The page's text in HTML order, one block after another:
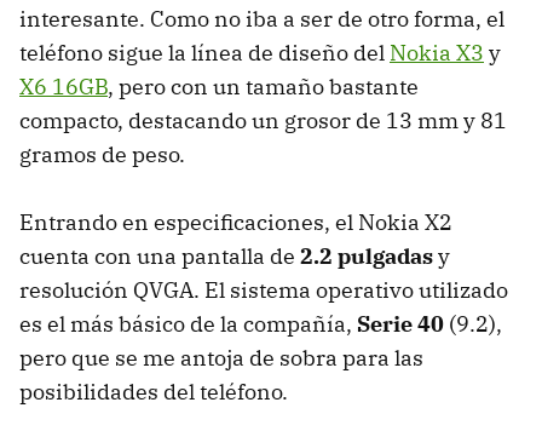
interesante. Como no iba a ser de otro forma, el
teléfono sigue la línea de diseño del Nokia X3 y
X6 16GB, pero con un tamaño bastante
compacto, destacando un grosor de 13 mm y 81
gramos de peso.
Entrando en especificaciones, el Nokia X2
cuenta con una pantalla de 2.2 pulgadasy
resolución QVGA. El sistema operativo utilizado
es el más básico de la compañía, Serie 40 (9.2),
pero que se me antoja de sobra para las
posibilidades del teléfono.